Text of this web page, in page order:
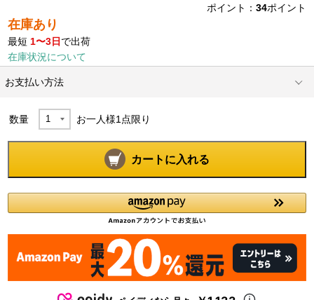
ポイント： 34ポイント
在庫あり
最短 1〜3日 で出荷
在庫状況について
お支払い方法
数量 お一人様1 点限り
カートに入れる